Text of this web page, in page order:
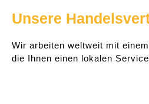
Unsere
Wir arbeiten weltweit mit
die Ihnen einen lokalen